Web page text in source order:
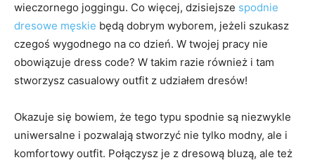
wieczornego joggingu. Co więcej, dzisiejsze spodnie
dresowe męskie będą dobrym wyborem, jeżeli szukasz
czegoś wygodnego na co dzień. W twojej pracy nie
obowiązuje dress code? W takim razie również i tam
stworzysz casualowy outfit z udziałem dresów!
Okazuje się bowiem, że tego typu spodnie są niezwykle
uniwersalne i pozwalają stworzyć nie tylko modny, ale i
komfortowy outfit. Połączysz je z dresową bluzą, ale też